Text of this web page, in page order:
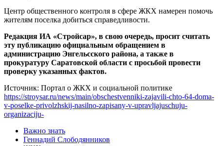
Центр общественного контроля в сфере ЖКХ намерен помочь
жителям поселка добиться справедливости.
Редакция ИА «Стройсар», в свою очередь, просит считать
эту публикацию официальным обращением в
администрацию Энгельсского района, а также в
прокуратуру Саратовской области с просьбой провести
проверку указанных фактов.
Источник: Портал о ЖКХ и социальной политике
https://stroysar.ru/news/main/obschestvenniki-zajavili-chto-64-doma-
v-poselke-privolzhskij-nasilno-zapisany-v-upravljajuschuju-
organizaciju-
Важно знать
Геннадий Слободянников